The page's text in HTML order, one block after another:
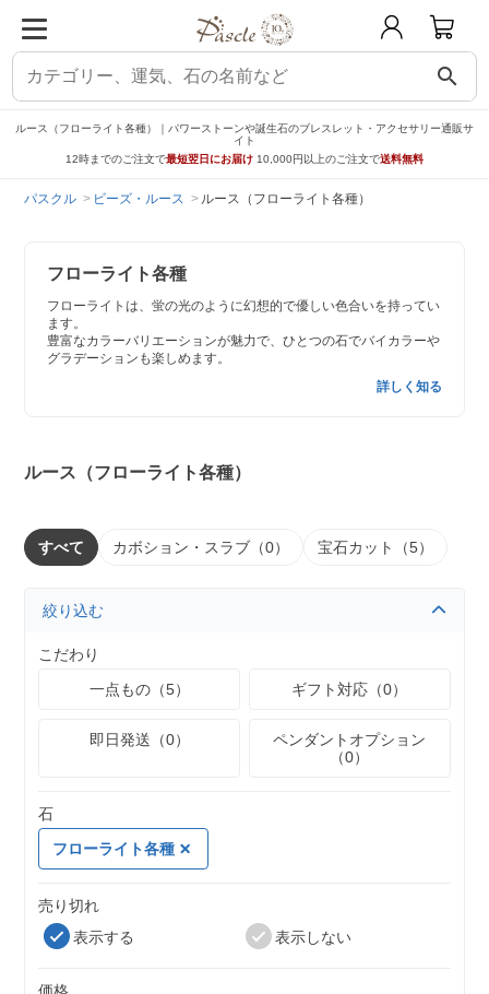
search
ルース（フローライト各種）｜パワーストーンや誕生石のブレスレット・アクセサリー通販サ
イト
12時までのご注文で最短翌日にお届け 10,000円以上のご注文で送料無料
パスクル ビーズ・ルース ルース（フローライト各種）
フローライト各種
フローライトは、蛍の光のように幻想的で優しい色合いを持ってい
ます。
豊富なカラーバリエーションが魅力で、ひとつの石でバイカラーや
グラデーションも楽しめます。
詳しく知る
ルース（フローライト各種）
すべて カボション・スラブ（0） 宝石カット（5）
絞り込む
こだわり
一点もの（5）
ギフト対応（0）
即日発送（0）
ペンダントオプション
（0）
石
フローライト各種
売り切れ
表示する
表示しない